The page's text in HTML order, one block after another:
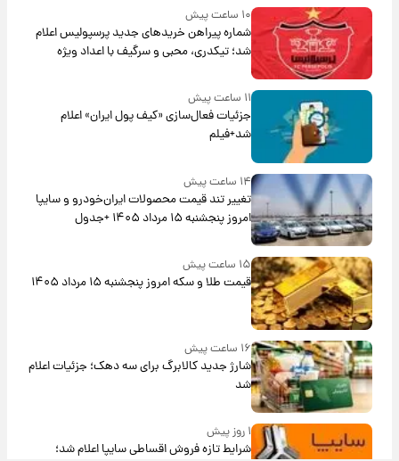
۱۰ ساعت پیش
شماره پیراهن خریدهای جدید پرسپولیس اعلام
شد؛ تیکدری، محبی و سرگیف با اعداد ویژه
۱۱ ساعت پیش
جزئیات فعال‌سازی «کیف پول ایران» اعلام
شد+فیلم
۱۴ ساعت پیش
تغییر تند قیمت محصولات ایران‌خودرو و سایپا
امروز پنجشنبه ۱۵ مرداد ۱۴۰۵ +جدول
۱۵ ساعت پیش
قیمت طلا و سکه امروز پنجشنبه ۱۵ مرداد ۱۴۰۵
۱۶ ساعت پیش
شارژ جدید کالابرگ برای سه دهک؛ جزئیات اعلام
شد
۱ روز پیش
شرایط تازه فروش اقساطی سایپا اعلام شد؛